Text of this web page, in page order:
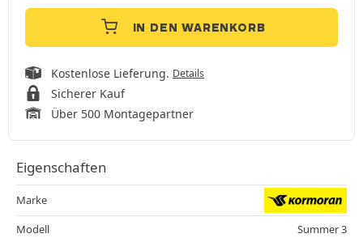
IN DEN WARENKORB
Kostenlose Lieferung. Details
Sicherer Kauf
Über 500 Montagepartner
Eigenschaften
Marke
Modell
Summer 3